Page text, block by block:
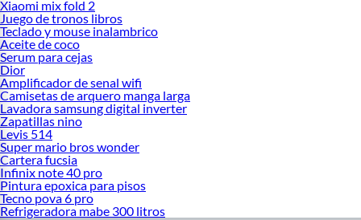
Xiaomi mix fold 2
Juego de tronos libros
Teclado y mouse inalambrico
Aceite de coco
Serum para cejas
Dior
Amplificador de senal wifi
Camisetas de arquero manga larga
Lavadora samsung digital inverter
Zapatillas nino
Levis 514
Super mario bros wonder
Cartera fucsia
Infinix note 40 pro
Pintura epoxica para pisos
Tecno pova 6 pro
Refrigeradora mabe 300 litros